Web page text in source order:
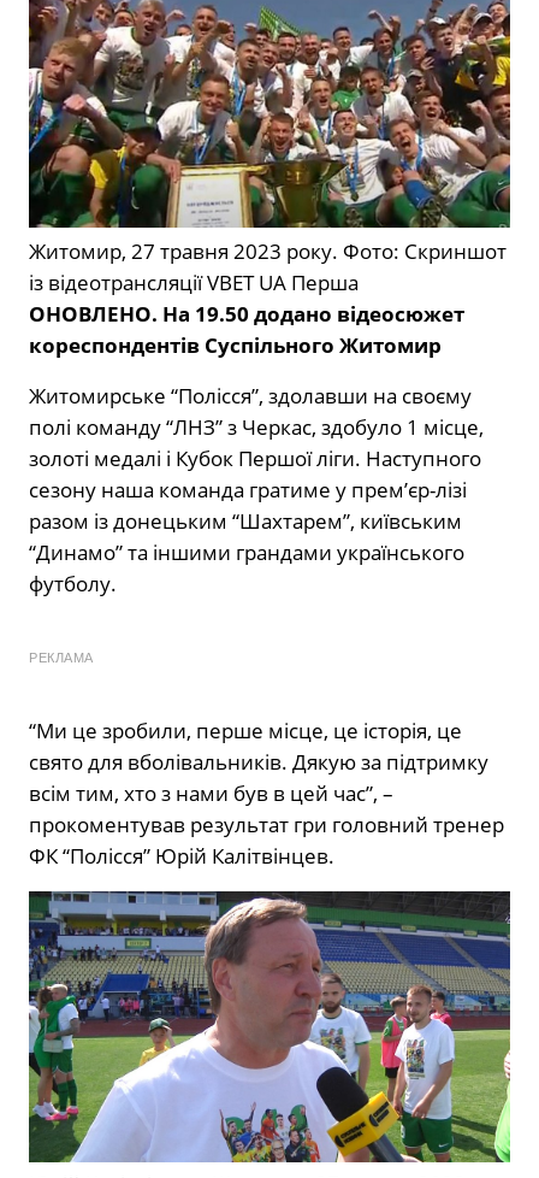
Житомир, 27 травня 2023 року. Фото: Скриншот
із відеотрансляції VBET UA Перша
ОНОВЛЕНО. На 19.50 додано відеосюжет
кореспондентів Суспільного Житомир
Житомирське “Полісся”, здолавши на своєму
полі команду “ЛНЗ” з Черкас, здобуло 1 місце,
золоті медалі і Кубок Першої ліги. Наступного
сезону наша команда гратиме у прем’єр-лізі
разом із донецьким “Шахтарем”, київським
“Динамо” та іншими грандами українського
футболу.
РЕКЛАМА
“Ми це зробили, перше місце, це історія, це
свято для вболівальників. Дякую за підтримку
всім тим, хто з нами був в цей час”, –
прокоментував результат гри головний тренер
ФК “Полісся” Юрій Калітвінцев.